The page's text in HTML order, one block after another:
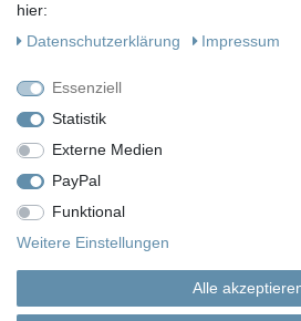
Ruf uns an, mein Team und ich helfen
oder
Schreib uns eine E-Mail
Impressum
Widerrufs­recht Vertrag
hier:
Daten­schutz­erklärung
Impressum
Essenziell
Statistik
Externe Medien
PayPal
Funktional
Weitere Einstellungen
Alle